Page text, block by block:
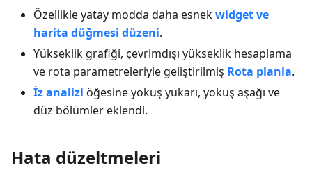
Özellikle yatay modda daha esnekwidget ve
harita düğmesi düzeni.
Yükseklik grafiği, çevrimdışı yükseklik hesaplama
ve rota parametreleriyle geliştirilmiş Rota planla.
İz analizi öğesine yokuş yukarı, yokuş aşağı ve
düz bölümler eklendi.
Hata düzeltmeleri